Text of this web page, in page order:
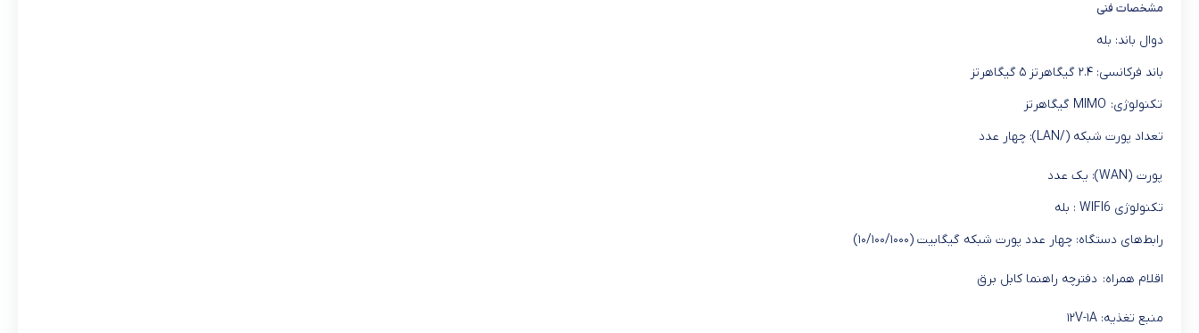
مشخصات فنی
دوال باند: بله
باند فرکانسی: ۲.۴ گیگاهرتز ۵ گیگاهرتز
تکنولوژی: MIMO گیگاهرتز
تعداد پورت شبکه (/LAN): چهار عدد
پورت (WAN): یک عدد
تکنولوژی WIFI6 : بله
رابط‌های دستگاه: چهار عدد پورت شبکه گیگابیت (۱۰/۱۰۰/۱۰۰۰)
اقلام همراه: دفترچه‌ راهنما کابل برق
منبع تغذیه: ۱۲V-۱A